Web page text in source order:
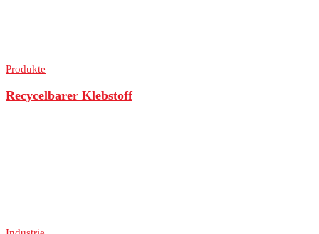
Produkte
Recycelbarer Klebstoff